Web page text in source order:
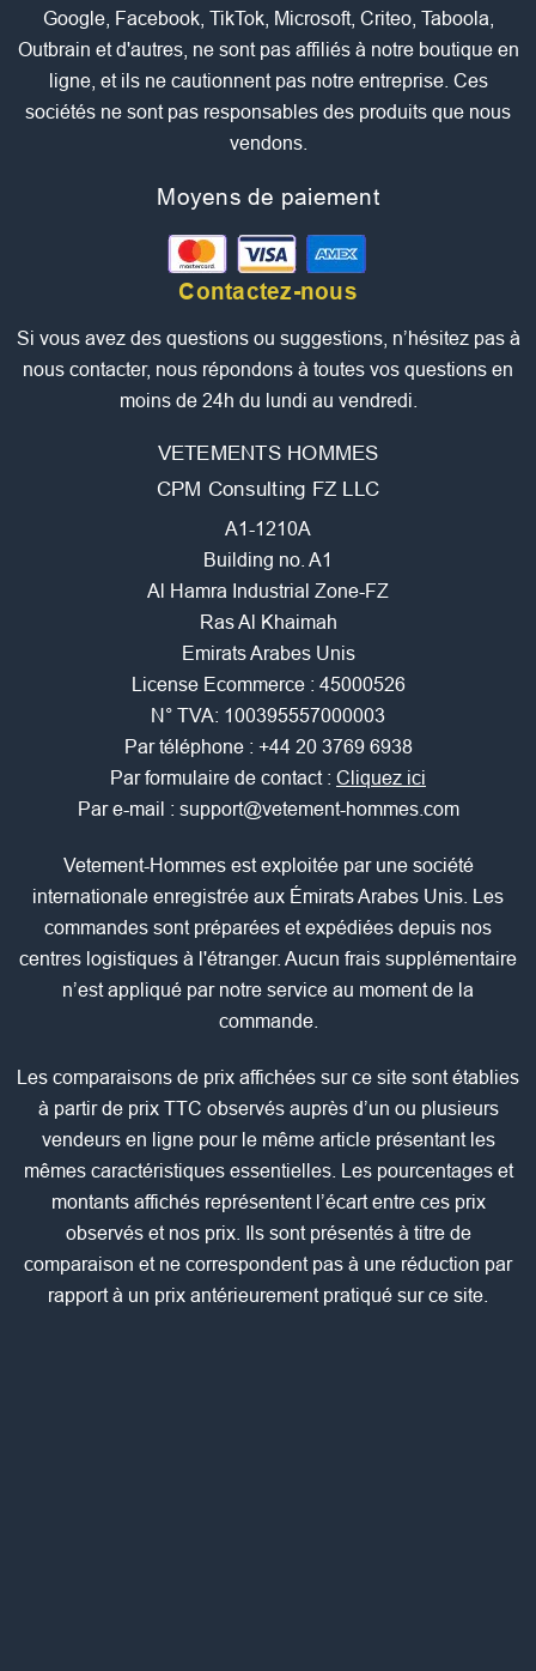
Google, Facebook, TikTok, Microsoft, Criteo, Taboola,
Outbrain et d'autres, ne sont pas affiliés à notre boutique en
ligne, et ils ne cautionnent pas notre entreprise. Ces
sociétés ne sont pas responsables des produits que nous
vendons.
Moyens de paiement
Contactez-nous
Si vous avez des questions ou suggestions, n’hésitez pas à
nous contacter, nous répondons à toutes vos questions en
moins de 24h du lundi au vendredi.
VETEMENTS HOMMES
CPM Consulting FZ LLC
A1-1210A
Building no. A1
Al Hamra Industrial Zone-FZ
Ras Al Khaimah
Emirats Arabes Unis
License Ecommerce : 45000526
N° TVA: 100395557000003
Par téléphone : +44 20 3769 6938
Par formulaire de contact : Cliquez ici
Par e-mail : support@vetement-hommes.com
Vetement-Hommes est exploitée par une société
internationale enregistrée aux Émirats Arabes Unis. Les
commandes sont préparées et expédiées depuis nos
centres logistiques à l'étranger. Aucun frais supplémentaire
n’est appliqué par notre service au moment de la
commande.
Les comparaisons de prix affichées sur ce site sont établies
à partir de prix TTC observés auprès d’un ou plusieurs
vendeurs en ligne pour le même article présentant les
mêmes caractéristiques essentielles. Les pourcentages et
montants affichés représentent l’écart entre ces prix
observés et nos prix. Ils sont présentés à titre de
comparaison et ne correspondent pas à une réduction par
rapport à un prix antérieurement pratiqué sur ce site.